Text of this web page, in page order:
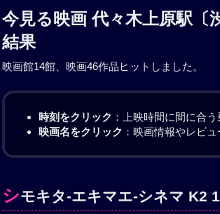
今見る映画 代々木上原駅〔
結果
映画館14館、映画46作品ヒットしました。
時刻をクリック ：上映時間に間に合
映画名をクリック ：映画情報やレビ
シモキタ-エキマエ-シネマ K2